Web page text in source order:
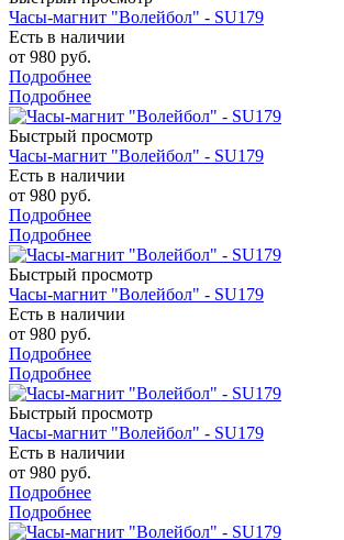
Часы-магнит "Волейбол" - SU179
Есть в наличии
от 980 руб.
Подробнее
Подробнее
Быстрый просмотр
Часы-магнит "Волейбол" - SU179
Есть в наличии
от 980 руб.
Подробнее
Подробнее
Быстрый просмотр
Часы-магнит "Волейбол" - SU179
Есть в наличии
от 980 руб.
Подробнее
Подробнее
Быстрый просмотр
Часы-магнит "Волейбол" - SU179
Есть в наличии
от 980 руб.
Подробнее
Подробнее